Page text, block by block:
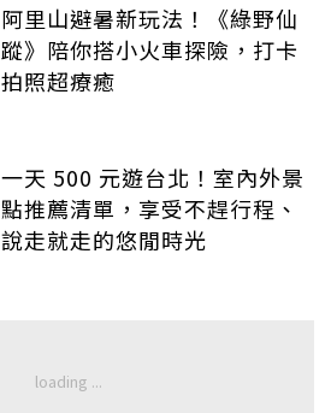
阿里山避暑新玩法！《綠野仙
蹤》陪你搭小火車探險，打卡
拍照超療癒
一天 500 元遊台北！室內外景
點推薦清單，享受不趕行程、
說走就走的悠閒時光